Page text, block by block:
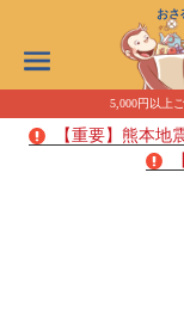
おさ
5,000円以上
【重要】熊本地